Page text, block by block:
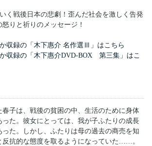
く戦後日本の悲劇！歪んだ社会を激しく告発
りと祈りのメッセージ！
か収録の「木下惠介 名作選Ⅲ」はこちら
か収録の「木下惠介DVD-BOX 第三集」はこ
子は、戦後の貧困の中、生活のために身体
った。彼女にとっては、我が子ふたりの成長
った。しかし、ふたりは母の過去の商売を知
反抗的な態度を取るようになっていた……。